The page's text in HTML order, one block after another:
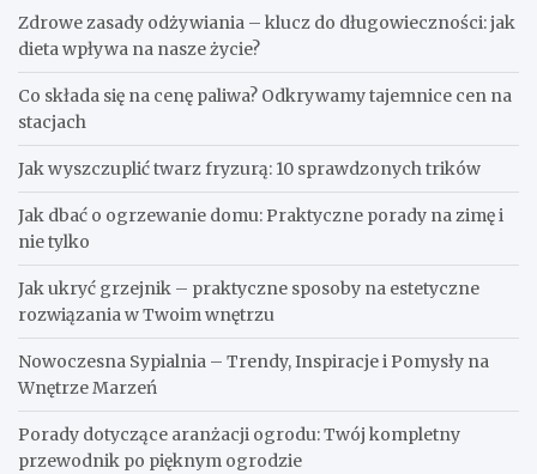
Zdrowe zasady odżywiania – klucz do długowieczności: jak
dieta wpływa na nasze życie?
Co składa się na cenę paliwa? Odkrywamy tajemnice cen na
stacjach
Jak wyszczuplić twarz fryzurą: 10 sprawdzonych trików
Jak dbać o ogrzewanie domu: Praktyczne porady na zimę i
nie tylko
Jak ukryć grzejnik – praktyczne sposoby na estetyczne
rozwiązania w Twoim wnętrzu
Nowoczesna Sypialnia – Trendy, Inspiracje i Pomysły na
Wnętrze Marzeń
Porady dotyczące aranżacji ogrodu: Twój kompletny
przewodnik po pięknym ogrodzie